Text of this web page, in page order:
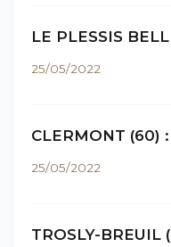
LE PLESSIS
25/05/2022
CLERMONT (60)
25/05/2022
TROSLY-BREUIL